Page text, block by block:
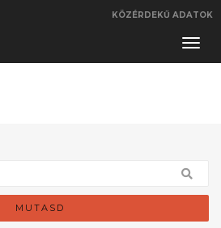
KÖZÉRDEKŰ ADATOK
MUTASD